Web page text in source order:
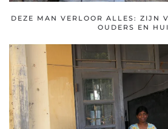
DEZE MAN VERLOOR ALLES: ZIJN
OUDERS EN